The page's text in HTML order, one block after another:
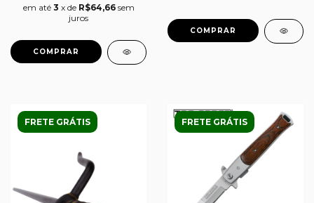
em até 3 x de R$64,66 sem
juros
FRETE GRÁTIS FRETE GRÁTIS